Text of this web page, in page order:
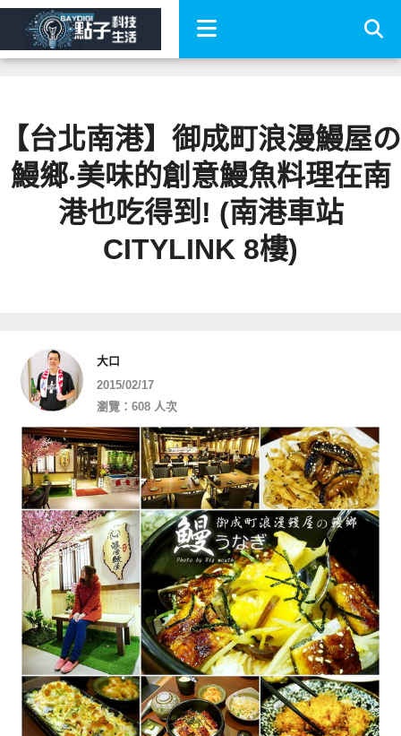
【台北南港】御成町浪漫鰻屋の
鰻鄉‧美味的創意鰻魚料理在南
港也吃得到! (南港車站
CITYLINK 8樓)
大口
2015/02/17
瀏覽：608 人次